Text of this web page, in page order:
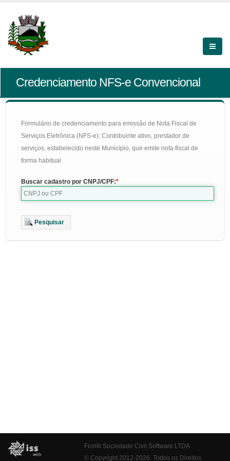
Credenciamento NFS-e Convencional
Formulário de credenciamento para emissão de Nota Fiscal de
Serviços Eletrônica (NFS-e): Contribuinte ativo, prestador de
serviços, estabelecido neste Município, que emite nota fiscal de
forma habitual
Buscar cadastro por CNPJ/CPF:
Pesquisar
Fiorilli Sociedade Civil Software LTDA
© Copyright 2012-2026. Todos os Direitos